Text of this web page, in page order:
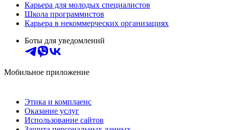
Карьера для молодых специалистов
Школа программистов
Карьера в некоммерческих организациях
Боты для уведомлений
Мобильное приложение
Этика и комплаенс
Оказание услуг
Использование сайтов